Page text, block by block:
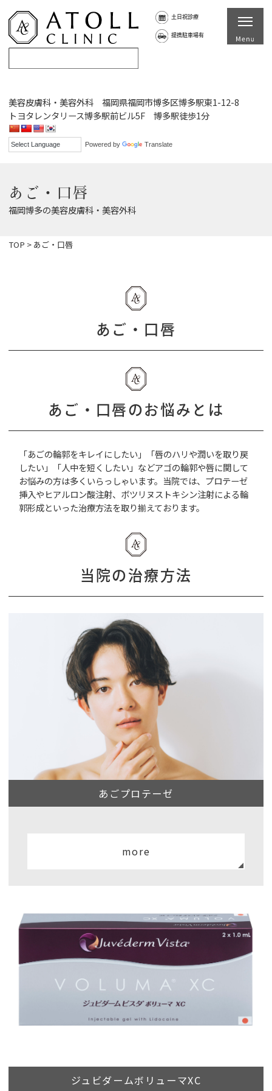
Powered by Translate
土日祝診療
提携駐車場有
美容皮膚科・美容外科 福岡県福岡市博多区博多駅東1-12-8
トヨタレンタリース博多駅前ビル5F 博多駅徒歩1分
あご・口唇
福岡博多の美容皮膚科・美容外科
TOP > あご・口唇
あご・口唇
あご・口唇のお悩みとは
「あごの輪郭をキレイにしたい」「唇のハリや潤いを取り戻
したい」「人中を短くしたい」などアゴの輪郭や唇に関して
お悩みの方は多くいらっしゃいます。当院では、プロテーゼ
挿入やヒアルロン酸注射、ボツリヌストキシン注射による輪
郭形成といった治療方法を取り揃えております。
当院の治療方法
あごプロテーゼ
more
ジュビダームボリューマXC